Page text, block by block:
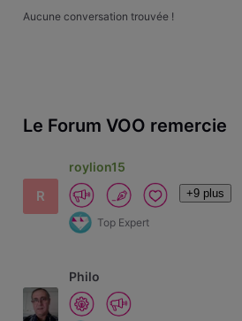
Aucune conversation trouvée !
Le Forum VOO remercie
R
roylion15
+9 plus
Top Expert
Philo